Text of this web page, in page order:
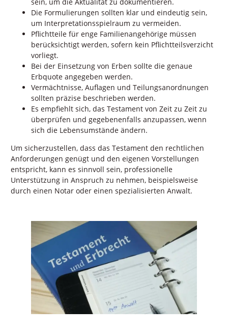
Die Formulierungen sollten klar und eindeutig sein,
um Interpretationsspielraum zu vermeiden.
Pflichtteile für enge Familienangehörige müssen
berücksichtigt werden, sofern kein Pflichtteilsverzicht
vorliegt.
Bei der Einsetzung von Erben sollte die genaue
Erbquote angegeben werden.
Vermächtnisse, Auflagen und Teilungsanordnungen
sollten präzise beschrieben werden.
Es empfiehlt sich, das Testament von Zeit zu Zeit zu
überprüfen und gegebenenfalls anzupassen, wenn
sich die Lebensumstände ändern.
Um sicherzustellen, dass das Testament den rechtlichen
Anforderungen genügt und den eigenen Vorstellungen
entspricht, kann es sinnvoll sein, professionelle
Unterstützung in Anspruch zu nehmen, beispielsweise
durch einen Notar oder einen spezialisierten Anwalt.